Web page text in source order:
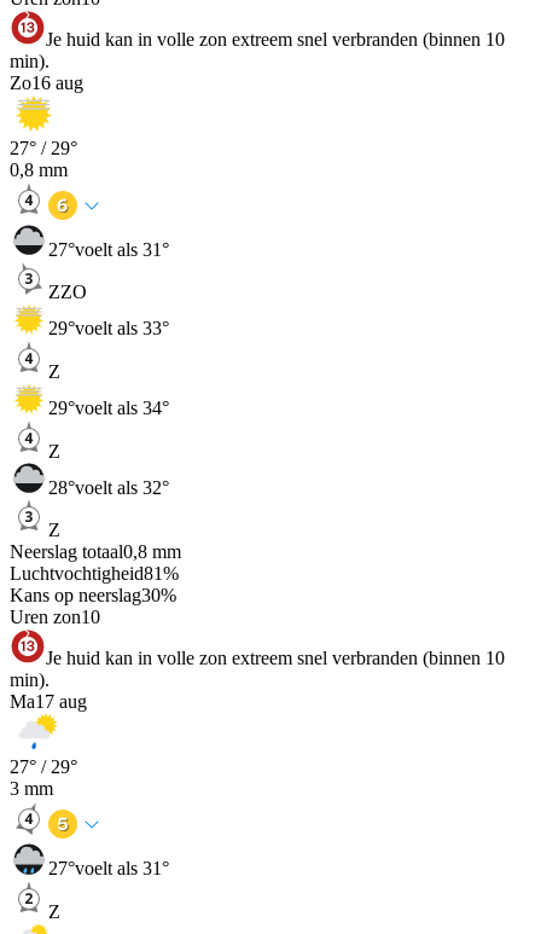
Je huid kan in volle zon extreem snel verbranden (binnen 10
min).
Zo16 aug
27° / 29°
0,8 mm
27°voelt als 31°
ZZO
29°voelt als 33°
Z
29°voelt als 34°
Z
28°voelt als 32°
Z
Neerslag totaal0,8 mm
Luchtvochtigheid81%
Kans op neerslag30%
Uren zon10
Je huid kan in volle zon extreem snel verbranden (binnen 10
min).
Ma17 aug
27° / 29°
3 mm
27°voelt als 31°
Z